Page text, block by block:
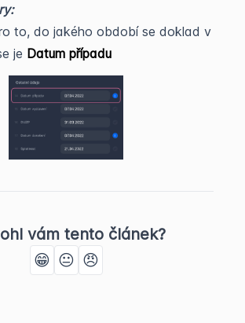
to, do jakého období se doklad v
je Datum případu
vám tento článek?
😁 😐 😠